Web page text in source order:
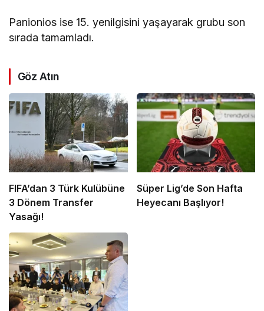
Panionios ise 15. yenilgisini yaşayarak grubu son
sırada tamamladı.
Göz Atın
FIFA’dan 3 Türk Kulübüne
3 Dönem Transfer
Yasağı!
Süper Lig’de Son Hafta
Heyecanı Başlıyor!